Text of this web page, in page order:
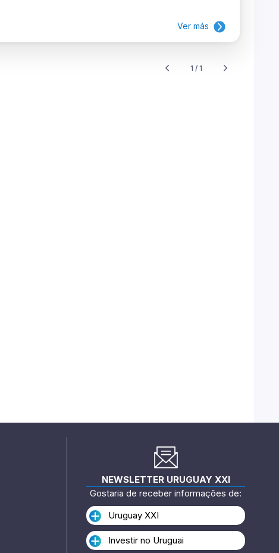
Ver más
1 / 1
NEWSLETTER URUGUAY XXI
Gostaria de receber informações de:
Uruguay XXI
Investir no Uruguai